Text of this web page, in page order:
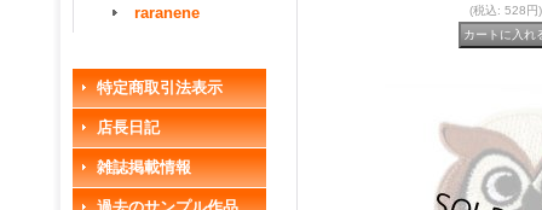
raranene
特定商取引法表示
店長日記
雑誌掲載情報
(税込: 528円)